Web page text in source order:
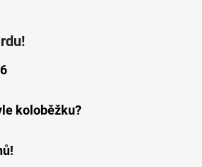
koloběžku?